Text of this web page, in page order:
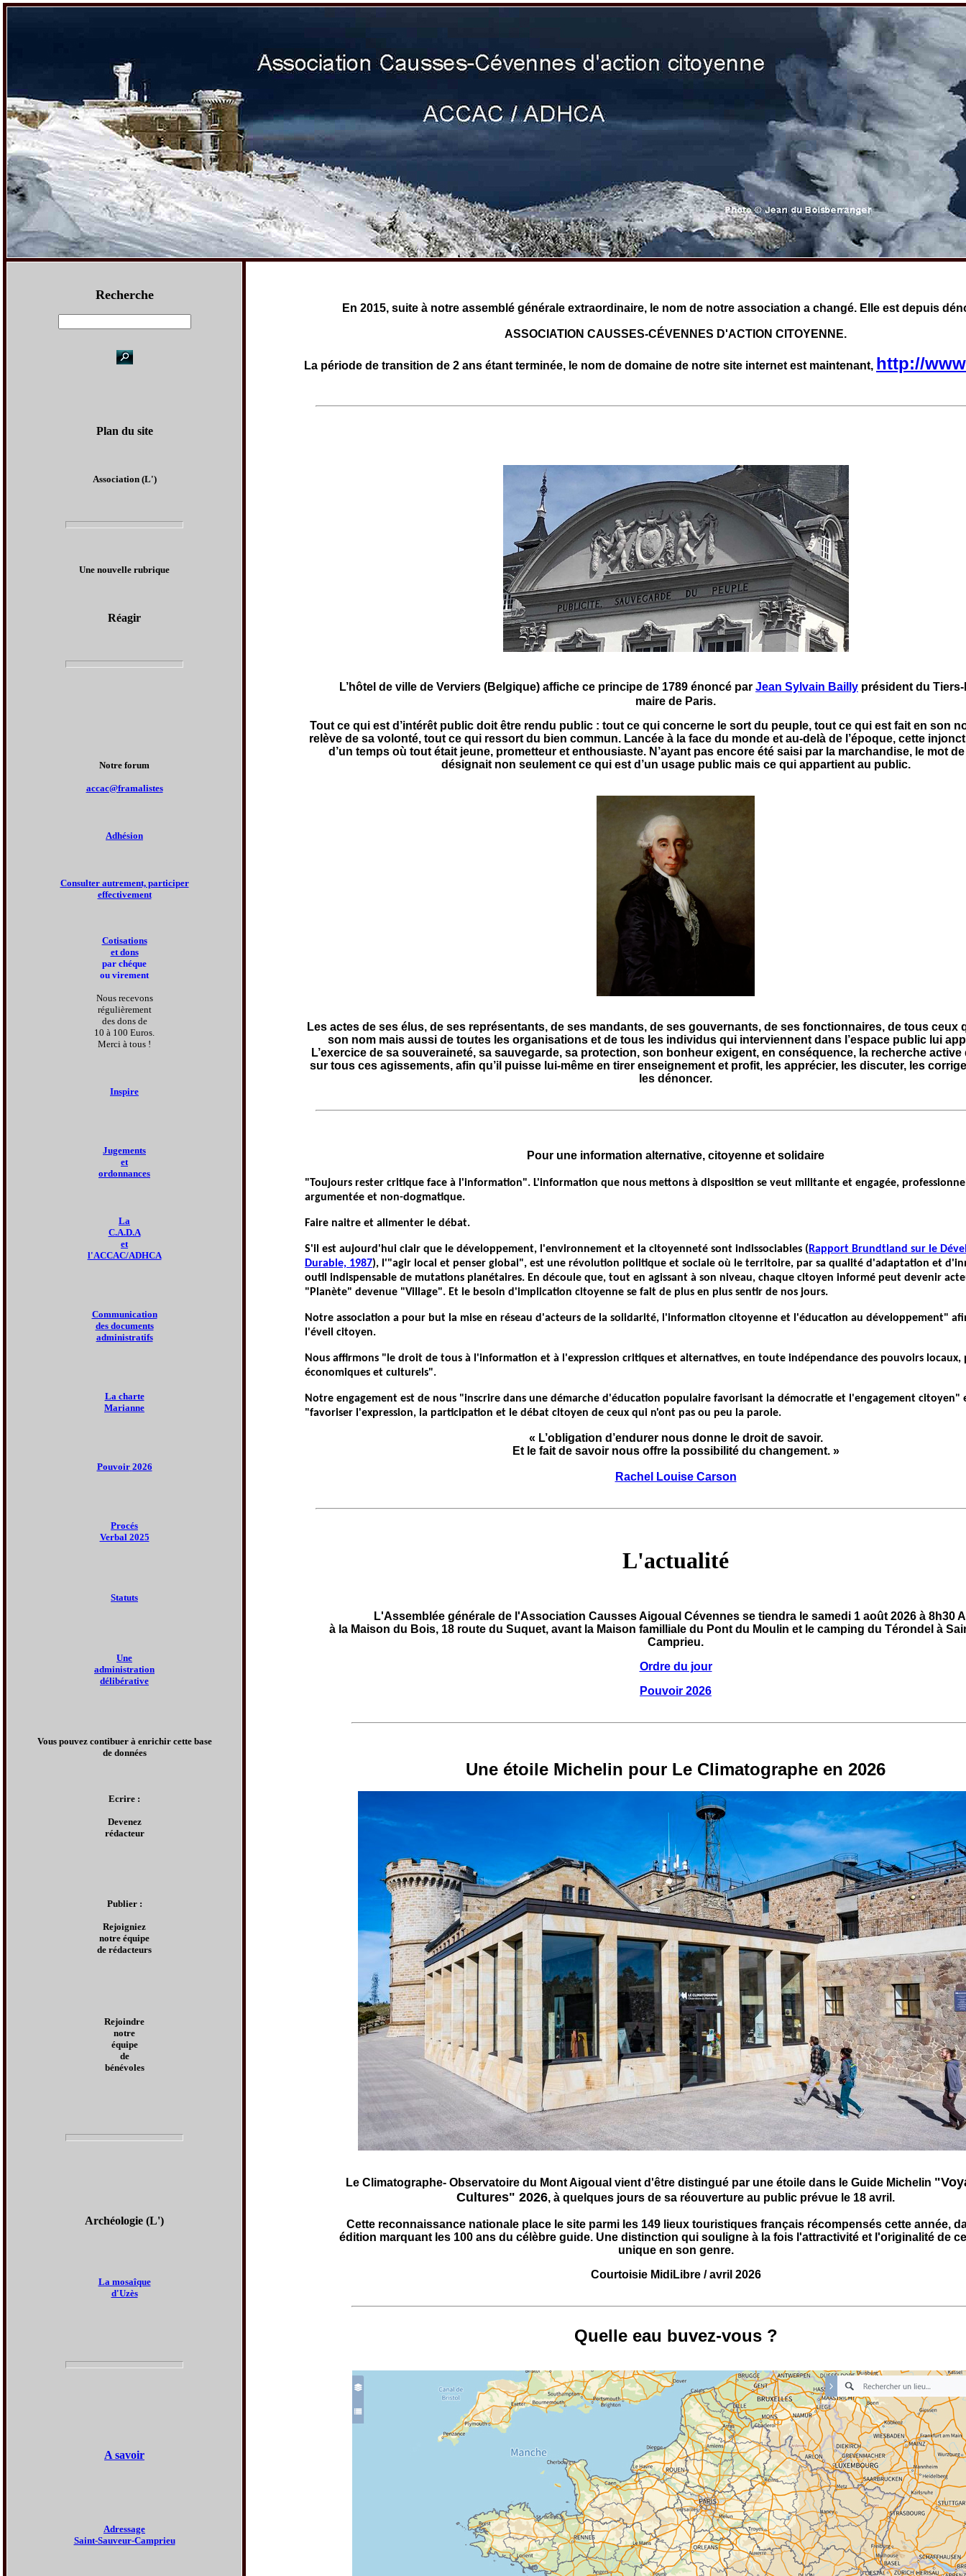
Recherche
Plan du site
Association (L')
Une nouvelle rubrique
Réagir
Notre forum
accac@framalistes
Adhésion
Consulter autrement, participer
effectivement
Cotisations
et dons
par chéque
ou virement
Nous recevons
régulièrement
des dons de
10 à 100 Euros.
Merci à tous !
Inspire
Jugements
et
ordonnances
La
C.A.D.A
et
l'ACCAC/ADHCA
Communication
des documents
administratifs
La charte
Marianne
Pouvoir 2026
Procés
Verbal 2025
Statuts
Une
administration
délibérative
Vous pouvez contibuer à enrichir cette base
de données
Ecrire :
Devenez
rédacteur
Publier :
Rejoigniez
notre équipe
de rédacteurs
Rejoindre
notre
équipe
de
bénévoles
Archéologie (L')
La mosaîque
d'Uzès
A savoir
Adressage
Saint-Sauveur-Camprieu
En 2015, suite à notre assemblé générale extraordinaire, le nom de notre association a changé. Elle est depuis
ASSOCIATION CAUSSES-CÉVENNES D'ACTION CITOYENNE.
La période de transition de 2 ans étant terminée, le nom de domaine de notre site internet est maintenant, http://
L’hôtel de ville de Verviers (Belgique) affiche ce principe de 1789 énoncé par Jean Sylvain Bailly président du
maire de Paris.
Tout ce qui est d’intérêt public doit être rendu public : tout ce qui concerne le sort du peuple, tout ce qui est fait en son
relève de sa volonté, tout ce qui ressort du bien commun. Lancée à la face du monde et au-delà de l’époque, cette
d’un temps où tout était jeune, prometteur et enthousiaste. N’ayant pas encore été saisi par la marchandise, le mot
désignait non seulement ce qui est d’un usage public mais ce qui appartient au public.
Les actes de ses élus, de ses représentants, de ses mandants, de ses gouvernants, de ses fonctionnaires, de tous ceux
son nom mais aussi de toutes les organisations et de tous les individus qui interviennent dans l’espace public lui
L’exercice de sa souveraineté, sa sauvegarde, sa protection, son bonheur exigent, en conséquence, la recherche
sur tous ces agissements, afin qu’il puisse lui-même en tirer enseignement et profit, les apprécier, les discuter, les
les dénoncer.
Pour une information alternative, citoyenne et solidaire
"Toujours rester critique face à l'information". L'information que nous mettons à disposition se veut militante et engagée,
argumentée et non-dogmatique.
Faire naitre et alimenter le débat.
S'il est aujourd'hui clair que le développement, l'environnement et la citoyenneté sont indissociables ( Rapport Brundtland sur le
Durable, 1987), l'"agir local et penser global", est une révolution politique et sociale où le territoire, par sa qualité d'adaptation et
outil indispensable de mutations planétaires. En découle que, tout en agissant à son niveau, chaque citoyen informé peut devenir
"Planète" devenue "Village". Et le besoin d'implication citoyenne se fait de plus en plus sentir de nos jours.
Notre association a pour but la mise en réseau d'acteurs de la solidarité, l'information citoyenne et l'éducation au développement"
l'éveil citoyen.
Nous affirmons "le droit de tous à l'information et à l'expression critiques et alternatives, en toute indépendance des pouvoirs locaux,
économiques et culturels".
Notre engagement est de nous "inscrire dans une démarche d'éducation populaire favorisant la démocratie et l'engagement citoyen"
"favoriser l'expression, la participation et le débat citoyen de ceux qui n'ont pas ou peu la parole.
« L’obligation d’endurer nous donne le droit de savoir.
Et le fait de savoir nous offre la possibilité du changement. »
Rachel Louise Carson
L'actualité
L'Assemblée générale de l'Association Causses Aigoual Cévennes se tiendra le samedi 1 août 2026 à 8h30
à la Maison du Bois, 18 route du Suquet, avant la Maison familliale du Pont du Moulin et le camping du Térondel à
Camprieu.
Ordre du jour
Pouvoir 2026
Une étoile Michelin pour Le Climatographe en 2026
Le Climatographe- Observatoire du Mont Aigoual vient d'être distingué par une étoile dans le Guide Michelin
Cultures" 2026, à quelques jours de sa réouverture au public prévue le 18 avril.
Cette reconnaissance nationale place le site parmi les 149 lieux touristiques français récompensés cette année,
édition marquant les 100 ans du célèbre guide. Une distinction qui souligne à la fois l'attractivité et l'originalité de
unique en son genre.
Courtoisie MidiLibre / avril 2026
Quelle eau buvez-vous ?